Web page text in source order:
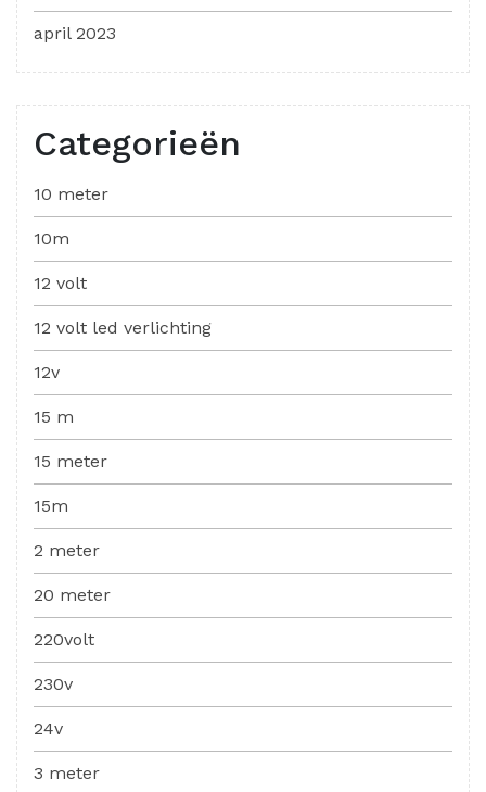
april 2023
Categorieën
10 meter
10m
12 volt
12 volt led verlichting
12v
15 m
15 meter
15m
2 meter
20 meter
220volt
230v
24v
3 meter